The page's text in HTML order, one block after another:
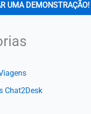
UMA DEMONSTRAÇÃO!
Chat2Desk